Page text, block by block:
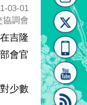
03-01
協調會
吉隆
會官
少數